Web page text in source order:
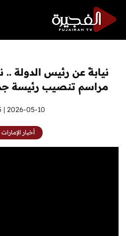
نيابةً عن رئيس الدولة
مراسم تنصيب رئيسة
2026-05-10 | 12:45
أخبار الإمارات